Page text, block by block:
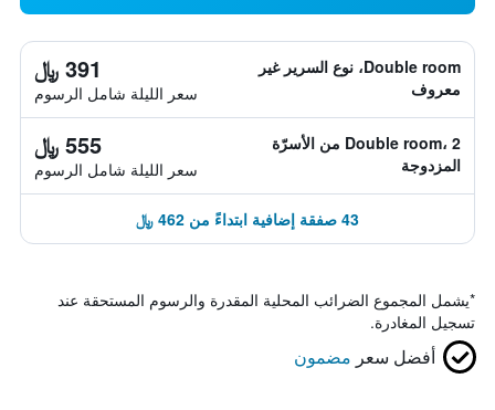
Double room، نوع السرير غير
معروف
391 ﷼
سعر الليلة شامل الرسوم
Double room، 2 من الأسرّة
المزدوجة
555 ﷼
سعر الليلة شامل الرسوم
43 صفقة إضافية ابتداءً من 462 ﷼
*يشمل المجموع الضرائب المحلية المقدرة والرسوم المستحقة عند
تسجيل المغادرة.
أفضل سعر مضمون